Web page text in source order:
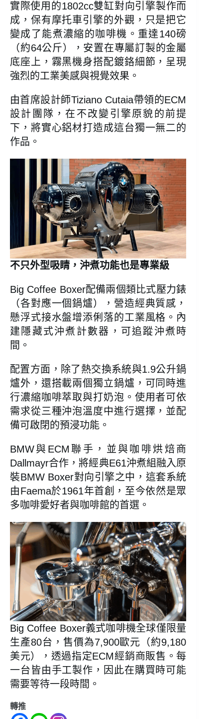
實際使用的1802cc雙缸對向引擎製作而
成，保有摩托車引擎的外觀，只是把它
變成了能煮濃縮的咖啡機。重達140磅
（約64公斤），安置在專屬訂製的金屬
底座上，霧黑機身搭配鍍鉻細節，呈現
強烈的工業美感與視覺效果。
由首席設計師Tiziano Cutaia帶領的ECM
設計團隊，在不改變引擎原貌的前提
下，將實心鋁材打造成這台獨一無二的
作品。
不只外型吸睛，沖煮功能也是專業級
Big Coffee Boxer配備兩個類比式壓力錶
（各對應一個鍋爐），營造經典質感，
懸浮式接水盤增添俐落的工業風格。內
建隱藏式沖煮計數器，可追蹤沖煮時
間。
配置方面，除了熱交換系統與1.9公升鍋
爐外，還搭載兩個獨立鍋爐，可同時進
行濃縮咖啡萃取與打奶泡。使用者可依
需求從三種沖泡溫度中進行選擇，並配
備可啟閉的預浸功能。
BMW與ECM聯手，並與咖啡烘焙商
Dallmayr合作，將經典E61沖煮組融入原
裝BMW Boxer對向引擎之中，這套系統
由Faema於1961年首創，至今依然是眾
多咖啡愛好者與咖啡館的首選。
Big Coffee Boxer義式咖啡機全球僅限量
生產80台，售價為7,900歐元（約9,180
美元），透過指定ECM經銷商販售。每
一台皆由手工製作，因此在購買時可能
需要等待一段時間。
轉推